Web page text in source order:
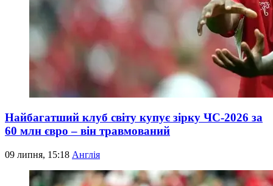
Найбагатший клуб світу купує зірку ЧС-2026 за
60 млн євро – він травмований
09 липня, 15:18 Англія